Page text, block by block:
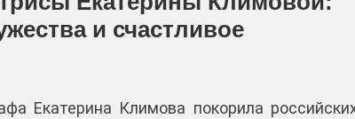
и счастливое
Екатерина Климова покорила